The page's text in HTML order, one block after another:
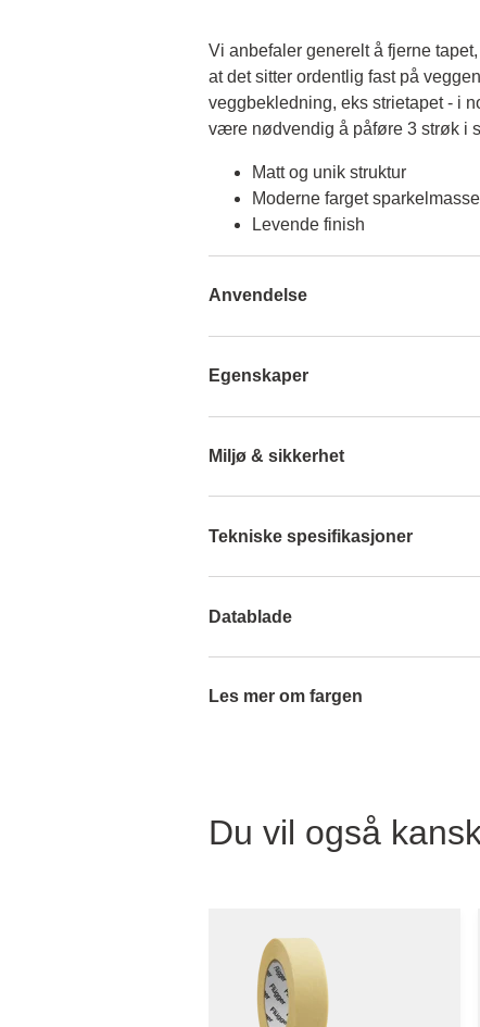
Vi anbefaler generelt å fjerne
at det sitter ordentlig fast på
veggbekledning, eks strietapet - i
være nødvendig å påføre 3 strøk i
Matt og unik struktur
Moderne farget sparkelmasse
Levende finish
Anvendelse
Egenskaper
Miljø & sikkerhet
Tekniske spesifikasjoner
Datablade
Les mer om fargen
Du vil også